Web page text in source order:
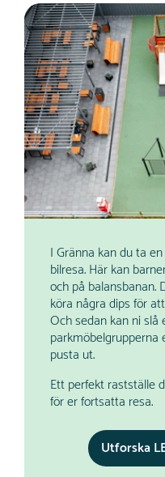
I Gränna kan du ta
bilresa. Här kan
och på balansbanan.
köra några dips för
Och sedan kan ni slå
pusta ut.
Ett perfekt rastställe
för er fortsatta resa.
Utforska